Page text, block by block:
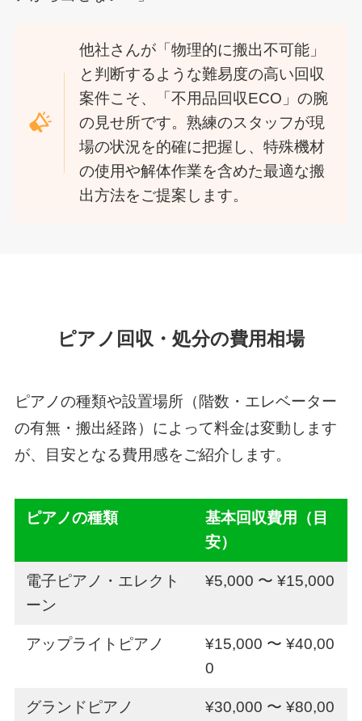
他社さんが「物理的に搬出不可能」
と判断するような難易度の高い回収
案件こそ、「不用品回収ECO」の腕
の見せ所です。熟練のスタッフが現
場の状況を的確に把握し、特殊機材
の使用や解体作業を含めた最適な搬
出方法をご提案します。
ピアノ回収・処分の費用相場
ピアノの種類や設置場所（階数・エレベーター
の有無・搬出経路）によって料金は変動します
が、目安となる費用感をご紹介します。
ピアノの種類
基本回収費用（目
安）
電子ピアノ・エレクト
ーン
¥5,000 〜 ¥15,000
アップライトピアノ
¥15,000 〜 ¥40,00
0
グランドピアノ
¥30,000 〜 ¥80,00